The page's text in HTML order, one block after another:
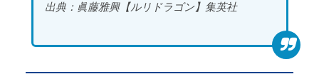
出典：眞藤雅興【ルリドラゴン】集英社